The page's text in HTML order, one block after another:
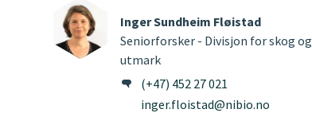
Inger Sundheim Fløistad
Seniorforsker - Divisjon for skog og
utmark
(+47) 452 27 021
inger.floistad@nibio.no